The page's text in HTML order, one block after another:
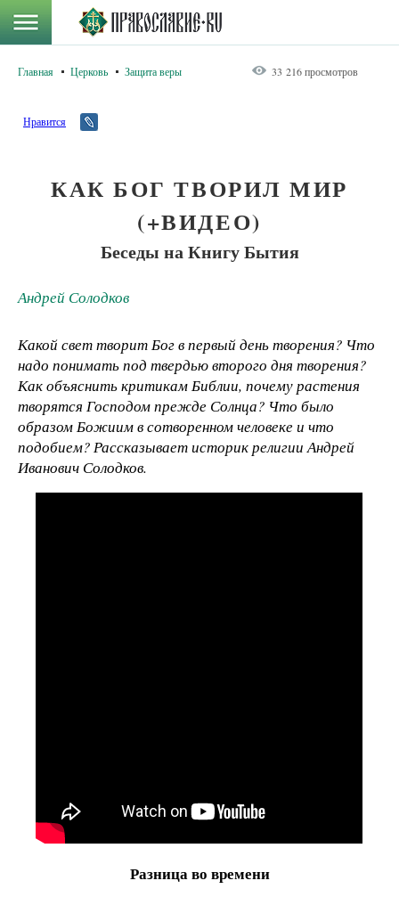
Главная Церковь Защита веры 33 216 просмотров
Нравится
КАК БОГ ТВОРИЛ МИР
(+ВИДЕО)
Беседы на Книгу Бытия
Андрей Солодков
Какой свет творит Бог в первый день творения? Что
надо понимать под твердью второго дня творения?
Как объяснить критикам Библии, почему растения
творятся Господом прежде Солнца? Что было
образом Божиим в сотворенном человеке и что
подобием? Рассказывает историк религии Андрей
Иванович Солодков.
Разница во времени